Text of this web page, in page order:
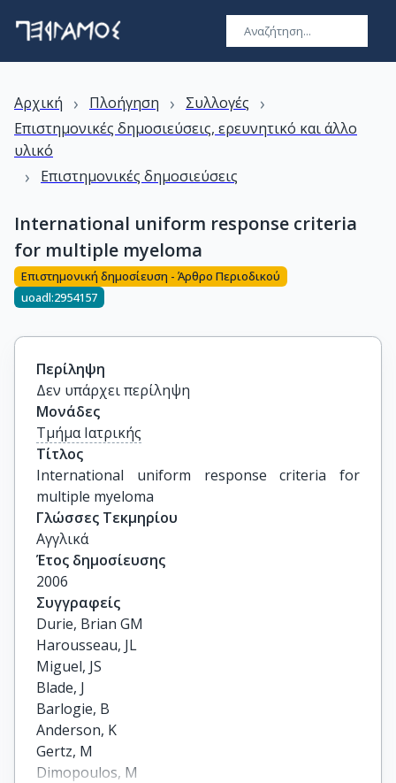
Αρχική › Πλοήγηση › Συλλογές ›
Επιστημονικές δημοσιεύσεις, ερευνητικό και άλλο
υλικό
› Επιστημονικές δημοσιεύσεις
International uniform response criteria
for multiple myeloma
Επιστημονική δημοσίευση - Άρθρο Περιοδικού
uoadl:2954157
Περίληψη
Δεν υπάρχει περίληψη
Μονάδες
Τμήμα Ιατρικής
Τίτλος
International uniform response criteria for
multiple myeloma
Γλώσσες Τεκμηρίου
Αγγλικά
Έτος δημοσίευσης
2006
Συγγραφείς
Durie, Brian GM
Harousseau, JL
Miguel, JS
Blade, J
Barlogie, B
Anderson, K
Gertz, M
Dimopoulos, M